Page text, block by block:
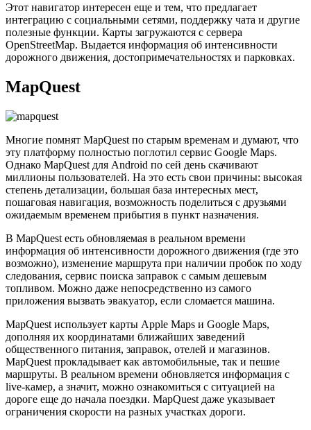
Этот навигатор интересен еще и тем, что предлагает
интеграцию с социальными сетями, поддержку чата и другие
полезные функции. Карты загружаются с сервера
OpenStreetMap. Выдается информация об интенсивности
дорожного движения, достопримечательностях и парковках.
MapQuest
Многие помнят MapQuest по старым временам и думают, что
эту платформу полностью поглотил сервис Google Maps.
Однако MapQuest для Android по сей день скачивают
миллионы пользователей. На это есть свои причины: высокая
степень детализации, большая база интересных мест,
пошаговая навигация, возможность поделиться с друзьями
ожидаемым временем прибытия в пункт назначения.
В MapQuest есть обновляемая в реальном времени
информация об интенсивности дорожного движения (где это
возможно), изменение маршрута при наличии пробок по ходу
следования, сервис поиска заправок с самым дешевым
топливом. Можно даже непосредственно из самого
приложения вызвать эвакуатор, если сломается машина.
MapQuest использует карты Apple Maps и Google Maps,
дополняя их координатами ближайших заведений
общественного питания, заправок, отелей и магазинов.
MapQuest прокладывает как автомобильные, так и пешие
маршруты. В реальном времени обновляется информация с
live-камер, а значит, можно ознакомиться с ситуацией на
дороге еще до начала поездки. MapQuest даже указывает
ограничения скорости на разных участках дороги.